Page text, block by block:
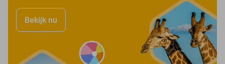
Bekijk nu